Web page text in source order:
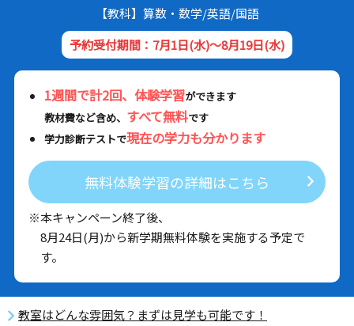
【教科】算数・数学/英語/国語
予約受付期間：7月1日(水)～8月19日(水)
1週間で計2回、体験学習ができます
教材費など含め、 すべて無料です
学力診断テストで現在の学力も分かります
無料体験学習の詳細はこちら
※本キャンペーン終了後、
8月24日(月)から新学期無料体験を実施する予定で
す。
教室はどんな雰囲気？まずは見学も可能です！